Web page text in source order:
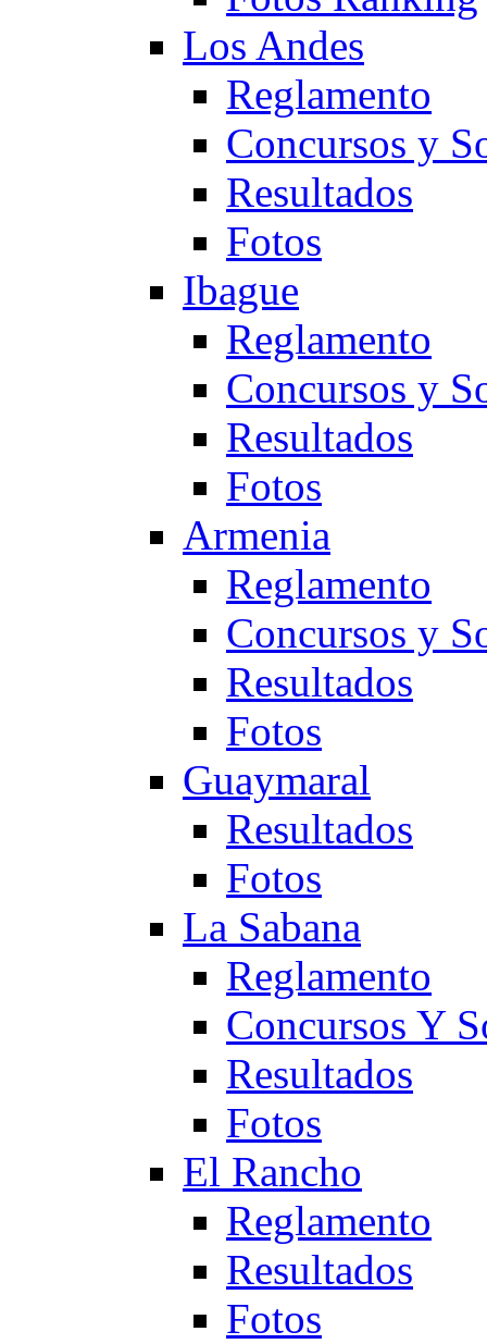
Los Andes
Reglamento
Concursos y
Resultados
Fotos
Ibague
Reglamento
Concursos y
Resultados
Fotos
Armenia
Reglamento
Concursos y
Resultados
Fotos
Guaymaral
Resultados
Fotos
La Sabana
Reglamento
Concursos Y
Resultados
Fotos
El Rancho
Reglamento
Resultados
Fotos